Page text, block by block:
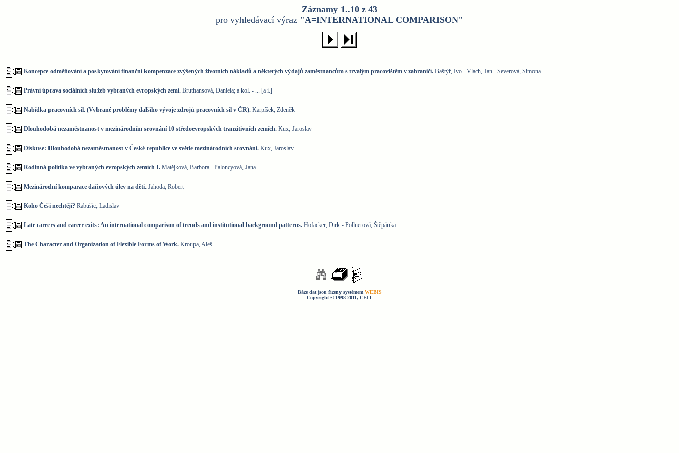
Záznamy 1..10 z 43
pro vyhledávací výraz "A=INTERNATIONAL COMPARISON"
Koncepce odměňování a poskytování finanční kompenzace zvýšených životních nákladů a některých výdajů zaměstnancům s trvalým pracovištěm v zahraničí. Baštýř, Ivo - Vlach, Jan - Severová, Simona
Právní úprava sociálních služeb vybraných evropských zemí. Bruthansová, Daniela; a kol. - ... [a i.]
Nabídka pracovních sil. (Vybrané problémy dalšího vývoje zdrojů pracovních sil v ČR). Karpíšek, Zdeněk
Dlouhodobá nezaměstnanost v mezinárodním srovnání 10 středoevropských tranzitivních zemích. Kux, Jaroslav
Diskuse: Dlouhodobá nezaměstnanost v České republice ve světle mezinárodních srovnání. Kux, Jaroslav
Rodinná politika ve vybraných evropských zemích I. Matějková, Barbora - Paloncyová, Jana
Mezinárodní komparace daňových úlev na děti. Jahoda, Robert
Koho Češi nechtějí? Rabušic, Ladislav
Late careers and career exits: An international comparison of trends and institutional background patterns. Hofäcker, Dirk - Pollnerová, Štěpánka
The Character and Organization of Flexible Forms of Work. Kroupa, Aleš
Báze dat jsou řízeny systémem WEBIS
Copyright © 1998-2011, CEIT